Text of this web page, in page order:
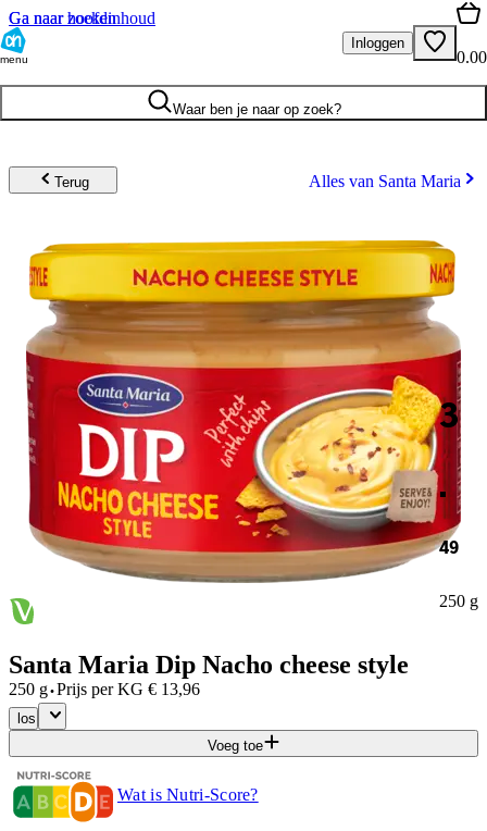
Ga naar hoofdinhoud
Ga naar zoeken
menu
Inloggen
0.00
Waar ben je naar op zoek?
Terug Alles van Santa Maria
3
.
49
250 g
Santa Maria Dip Nacho cheese style
250 g·Prijs per KG € 13,96
los
Voeg toe
Wat is Nutri-Score?